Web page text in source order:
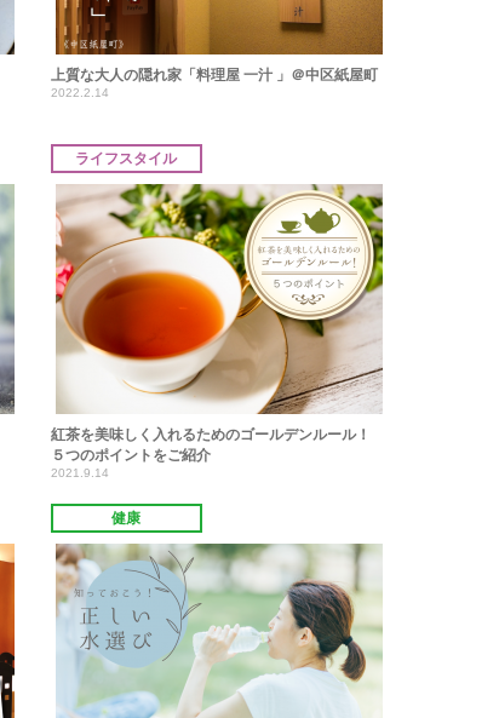
上質な大人の隠れ家「料理屋 一汁 」＠中区紙屋町
2022.2.14
ライフスタイル
紅茶を美味しく入れるためのゴールデンルール！
５つのポイントをご紹介
2021.9.14
健康